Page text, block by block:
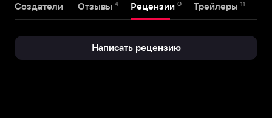
Создатели Отзывы 4 Рецензии 0 Трейлеры 11
Написать рецензию